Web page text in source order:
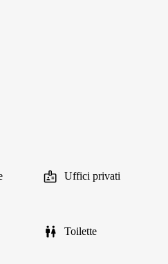
Uffici privati
Toilette